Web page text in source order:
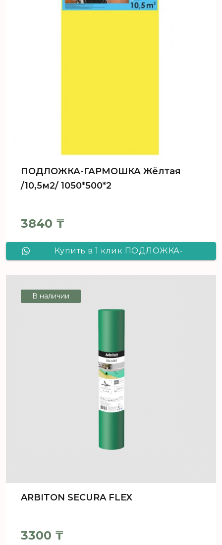
ПОДЛОЖКА-ГАРМОШКА Жёлтая
/10,5м2/ 1050*500*2
3840 ₸
Купить в 1 клик ПОДЛОЖКА-
В наличии
ARBITON SECURA FLEX
3300 ₸